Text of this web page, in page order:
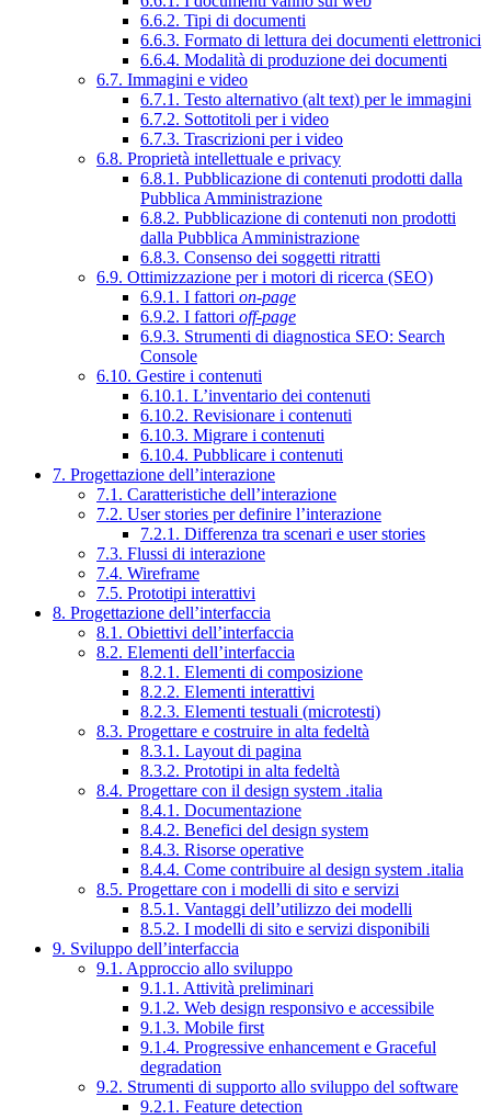
6.6.2. Tipi di documenti
6.6.3. Formato di lettura dei documenti elettronici
6.6.4. Modalità di produzione dei documenti
6.7. Immagini e video
6.7.1. Testo alternativo (alt text) per le immagini
6.7.2. Sottotitoli per i video
6.7.3. Trascrizioni per i video
6.8. Proprietà intellettuale e privacy
6.8.1. Pubblicazione di contenuti prodotti dalla
Pubblica Amministrazione
6.8.2. Pubblicazione di contenuti non prodotti
dalla Pubblica Amministrazione
6.8.3. Consenso dei soggetti ritratti
6.9. Ottimizzazione per i motori di ricerca (SEO)
6.9.1. I fattori on-page
6.9.2. I fattori off-page
6.9.3. Strumenti di diagnostica SEO: Search
Console
6.10. Gestire i contenuti
6.10.1. L’inventario dei contenuti
6.10.2. Revisionare i contenuti
6.10.3. Migrare i contenuti
6.10.4. Pubblicare i contenuti
7. Progettazione dell’interazione
7.1. Caratteristiche dell’interazione
7.2. User stories per definire l’interazione
7.2.1. Differenza tra scenari e user stories
7.3. Flussi di interazione
7.4. Wireframe
7.5. Prototipi interattivi
8. Progettazione dell’interfaccia
8.1. Obiettivi dell’interfaccia
8.2. Elementi dell’interfaccia
8.2.1. Elementi di composizione
8.2.2. Elementi interattivi
8.2.3. Elementi testuali (microtesti)
8.3. Progettare e costruire in alta fedeltà
8.3.1. Layout di pagina
8.3.2. Prototipi in alta fedeltà
8.4. Progettare con il design system .italia
8.4.1. Documentazione
8.4.2. Benefici del design system
8.4.3. Risorse operative
8.4.4. Come contribuire al design system .italia
8.5. Progettare con i modelli di sito e servizi
8.5.1. Vantaggi dell’utilizzo dei modelli
8.5.2. I modelli di sito e servizi disponibili
9. Sviluppo dell’interfaccia
9.1. Approccio allo sviluppo
9.1.1. Attività preliminari
9.1.2. Web design responsivo e accessibile
9.1.3. Mobile first
9.1.4. Progressive enhancement e Graceful
degradation
9.2. Strumenti di supporto allo sviluppo del software
9.2.1. Feature detection